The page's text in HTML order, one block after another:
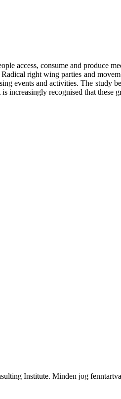
access, consume and
right wing parties and
events and activities. The
increasingly recognised that
Institute. Minden jog